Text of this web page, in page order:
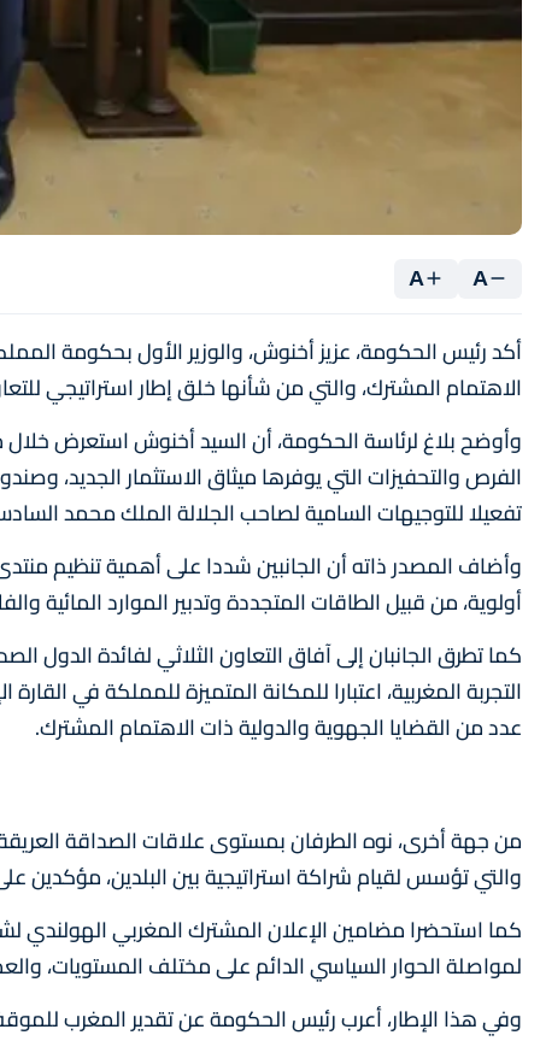
A
A
أكد رئيس الحكومة، عزيز أخنوش، والوزير الأول بحكومة
الاهتمام المشترك، والتي من شأنها خلق إطار استراتيجي
وأوضح بلاغ لرئاسة الحكومة، أن السيد أخنوش استعرض خلال
الفرص والتحفيزات التي يوفرها ميثاق الاستثمار الجديد،
تفعيلا للتوجيهات السامية لصاحب الجلالة الملك محمد
وأضاف المصدر ذاته أن الجانبين شددا على أهمية تنظيم
أولوية، من قبيل الطاقات المتجددة وتدبير الموارد المائية
كما تطرق الجانبان إلى آفاق التعاون الثلاثي لفائدة الدول
التجربة المغربية، اعتبارا للمكانة المتميزة للمملكة في
عدد من القضايا الجهوية والدولية ذات الاهتمام المشترك.
والتي تؤسس لقيام شراكة استراتيجية بين البلدين، مؤكدين
لمواصلة الحوار السياسي الدائم على مختلف المستويات،
وفي هذا الإطار، أعرب رئيس الحكومة عن تقدير المغرب